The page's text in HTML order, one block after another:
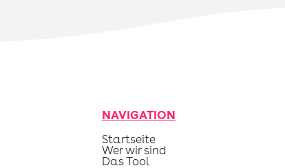
NAVIGATION
Startseite
Wer wir sind
Das Tool